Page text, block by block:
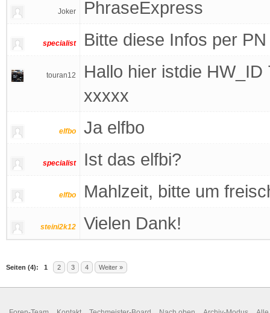
Joker PhraseExpress
specialist Bitte diese Infos per
touran12
Hallo hier istdie
xxxxx
elfbo Ja elfbo
specialist Ist das elfbi?
elfbo Mahlzeit, bitte um
steini2k12 Vielen Dank!
Seiten (4): 1 2 3 4 Weiter »